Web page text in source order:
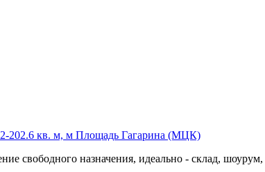
202.6 кв. м, м Площадь Гагарина (МЦК)
свободного назначения,­ идеально - склад,­